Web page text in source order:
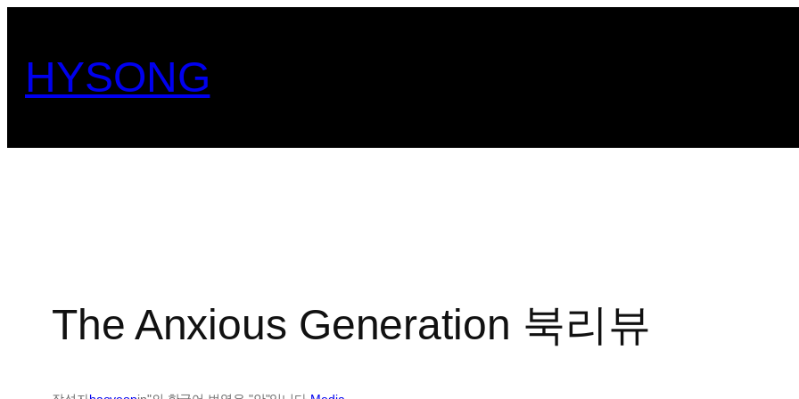
로
로
HYSONG
The Anxious Generation 북리뷰